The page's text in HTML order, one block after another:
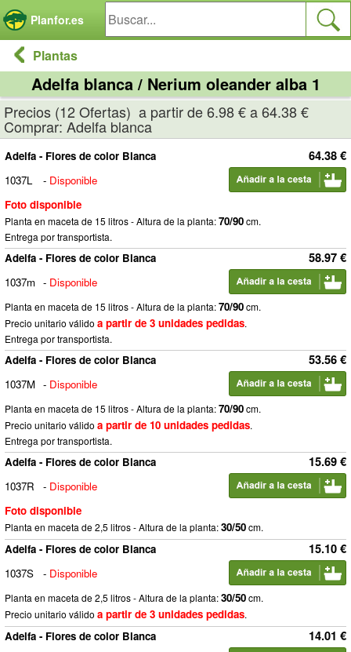
Planfor.es
Plantas
Adelfa blanca / Nerium oleander alba 1
Precios (12 Ofertas) a partir de 6.98 € a 64.38 €
Comprar: Adelfa blanca
64.38 €
Adelfa - Flores de color Blanca
1037L
- Disponible
Foto disponible
Planta en maceta de 15 litros - Altura de la planta:70/90cm.
Entrega por transportista.
58.97 €
Adelfa - Flores de color Blanca
1037m - Disponible
Planta en maceta de 15 litros - Altura de la planta:70/90cm.
Precio unitario válido a partir de 3 unidades pedidas.
Entrega por transportista.
53.56 €
Adelfa - Flores de color Blanca
1037M - Disponible
Planta en maceta de 15 litros - Altura de la planta:70/90cm.
Precio unitario válido a partir de 10 unidades pedidas.
Entrega por transportista.
15.69 €
Adelfa - Flores de color Blanca
1037R
- Disponible
Foto disponible
Planta en maceta de 2,5 litros - Altura de la planta:30/50cm.
15.10 €
Adelfa - Flores de color Blanca
1037S
- Disponible
Planta en maceta de 2,5 litros - Altura de la planta:30/50cm.
Precio unitario válido a partir de 3 unidades pedidas.
14.01 €
Adelfa - Flores de color Blanca
Panel de gestión de cookies